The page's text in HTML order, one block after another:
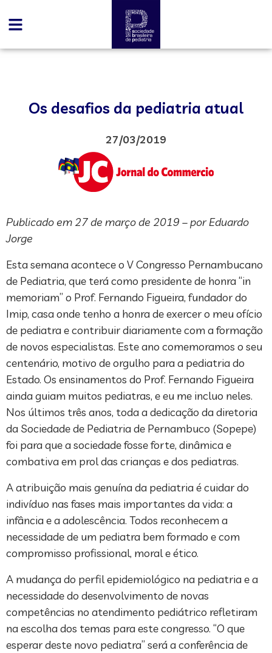
Os desafios da pediatria atual
27/03/2019
Publicado em 27 de março de 2019 – por Eduardo
Jorge
Esta semana acontece o V Congresso Pernambucano
de Pediatria, que terá como presidente de honra “in
memoriam” o Prof. Fernando Figueira, fundador do
Imip, casa onde tenho a honra de exercer o meu ofício
de pediatra e contribuir diariamente com a formação
de novos especialistas. Este ano comemoramos o seu
centenário, motivo de orgulho para a pediatria do
Estado. Os ensinamentos do Prof. Fernando Figueira
ainda guiam muitos pediatras, e eu me incluo neles.
Nos últimos três anos, toda a dedicação da diretoria
da Sociedade de Pediatria de Pernambuco (Sopepe)
foi para que a sociedade fosse forte, dinâmica e
combativa em prol das crianças e dos pediatras.
A atribuição mais genuína da pediatria é cuidar do
indivíduo nas fases mais importantes da vida: a
infância e a adolescência. Todos reconhecem a
necessidade de um pediatra bem formado e com
compromisso profissional, moral e ético.
A mudança do perfil epidemiológico na pediatria e a
necessidade do desenvolvimento de novas
competências no atendimento pediátrico refletiram
na escolha dos temas para este congresso. “O que
esperar deste novo pediatra” será a conferência de